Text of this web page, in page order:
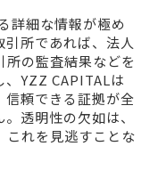
詳細な情報が極め
所であれば、法人
の監査結果などを
YZZ CAPITALは
信頼できる証拠が全
透明性の欠如は、
これを見逃すことな